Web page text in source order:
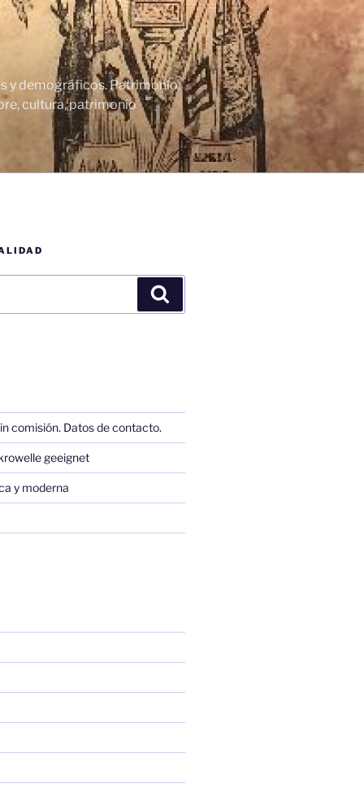
y demográficos. Patrimonio
cultura, patrimonio
comisión. Datos de contacto.
geeignet
y moderna